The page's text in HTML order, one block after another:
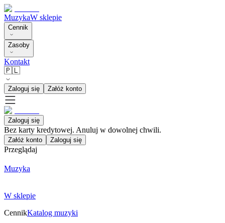
MuzykaW sklepie
Cennik
Zasoby
Kontakt
🇵🇱
Zaloguj się Załóż konto
Zaloguj się
Bez karty kredytowej. Anuluj w dowolnej chwili.
Załóż konto Zaloguj się
Przeglądaj
Muzyka
W sklepie
CennikKatalog muzyki